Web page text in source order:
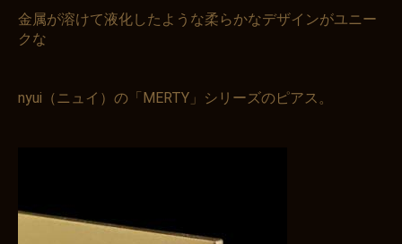
金属が溶けて液化したような柔らかなデザインがユニー
クな
nyui（ニュイ）の「MERTY」シリーズのピアス。